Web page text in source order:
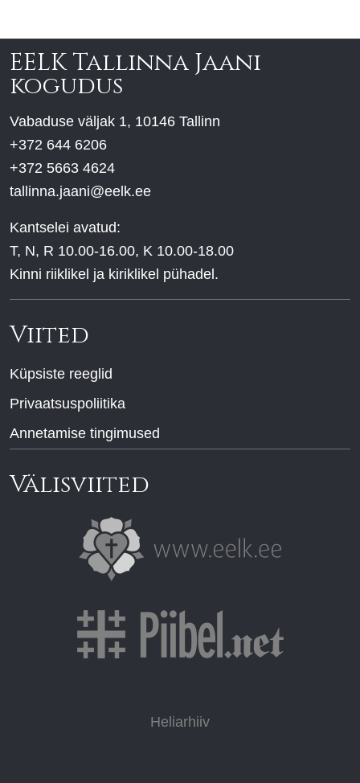
EELK Tallinna Jaani
kogudus
Vabaduse väljak 1, 10146 Tallinn
+372 644 6206
+372 5663 4624
tallinna.jaani@eelk.ee
Kantselei avatud:
T, N, R 10.00-16.00, K 10.00-18.00
Kinni riiklikel ja kiriklikel pühadel.
Viited
Küpsiste reeglid
Privaatsuspoliitika
Annetamise tingimused
Välisviited
Heliarhiiv